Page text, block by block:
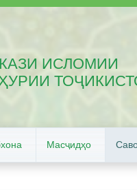
ИСЛОМИИ
Масҷидҳо